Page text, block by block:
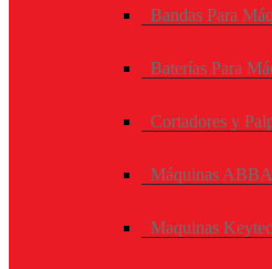
Bandas Para
Baterías Para
Cortadores y
Máquinas ABBA
Maquinas Keytec